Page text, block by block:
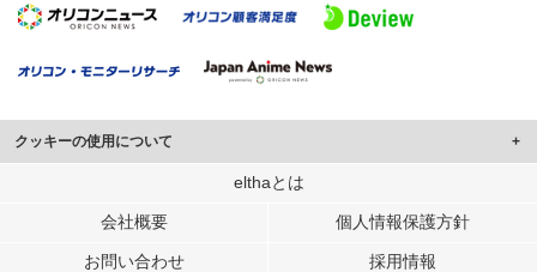
クッキーの使用について
このサイトでは Cookie を使用して、ユーザーに合わせたコンテンツや広告の
行っています。
メディアや広告配信、データ解析の各パートナーに提供しています。
elthaとは
会社概要 個人情報保護方針
お問い合わせ 採用情報